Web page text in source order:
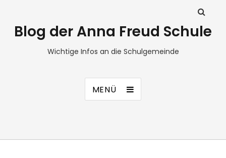
Blog der Anna Freud Schule
Wichtige Infos an die Schulgemeinde
MENÜ